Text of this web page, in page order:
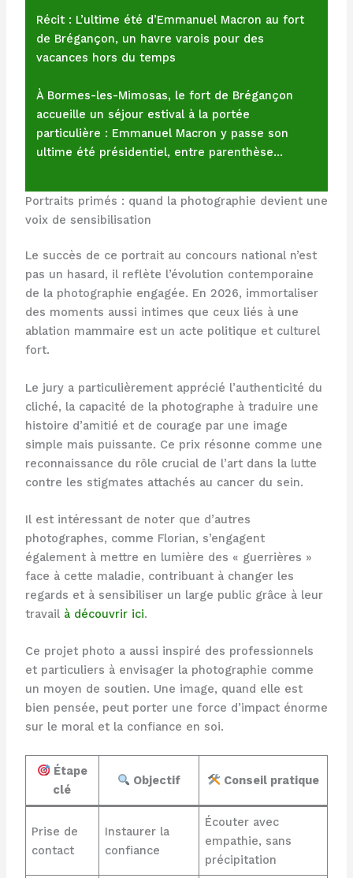
Récit : L’ultime été d’Emmanuel Macron au fort
de Brégançon, un havre varois pour des
vacances hors du temps
À Bormes-les-Mimosas, le fort de Brégançon
accueille un séjour estival à la portée
particulière : Emmanuel Macron y passe son
ultime été présidentiel, entre parenthèse…
Portraits primés : quand la photographie devient une
voix de sensibilisation
Le succès de ce portrait au concours national n’est
pas un hasard, il reflète l’évolution contemporaine
de la photographie engagée. En 2026, immortaliser
des moments aussi intimes que ceux liés à une
ablation mammaire est un acte politique et culturel
fort.
Le jury a particulièrement apprécié l’authenticité du
cliché, la capacité de la photographe à traduire une
histoire d’amitié et de courage par une image
simple mais puissante. Ce prix résonne comme une
reconnaissance du rôle crucial de l’art dans la lutte
contre les stigmates attachés au cancer du sein.
Il est intéressant de noter que d’autres
photographes, comme Florian, s’engagent
également à mettre en lumière des « guerrières »
face à cette maladie, contribuant à changer les
regards et à sensibiliser un large public grâce à leur
travail à découvrir ici.
Ce projet photo a aussi inspiré des professionnels
et particuliers à envisager la photographie comme
un moyen de soutien. Une image, quand elle est
bien pensée, peut porter une force d’impact énorme
sur le moral et la confiance en soi.
Étape
clé
Objectif Conseil pratique
Prise de
contact
Instaurer la
confiance
Écouter avec
empathie, sans
précipitation